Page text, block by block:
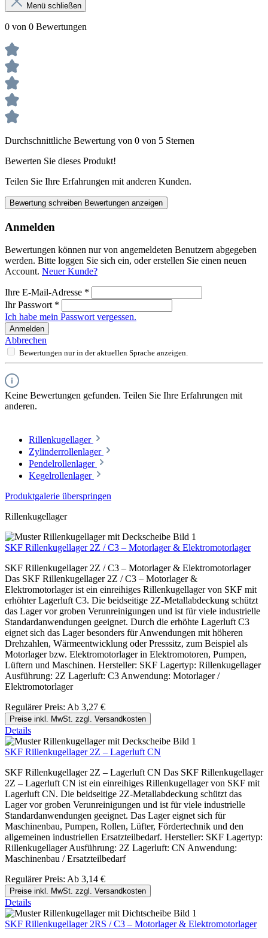
Menü schließen
0 von 0 Bewertungen
Durchschnittliche Bewertung von 0 von 5 Sternen
Bewerten Sie dieses Produkt!
Teilen Sie Ihre Erfahrungen mit anderen Kunden.
Bewertung schreiben Bewertungen anzeigen
Anmelden
Bewertungen können nur von angemeldeten Benutzern abgegeben
werden. Bitte loggen Sie sich ein, oder erstellen Sie einen neuen
Account. Neuer Kunde?
Ihre E-Mail-Adresse *
Ihr Passwort *
Ich habe mein Passwort vergessen.
Anmelden
Abbrechen
Bewertungen nur in der aktuellen Sprache anzeigen.
Keine Bewertungen gefunden. Teilen Sie Ihre Erfahrungen mit
anderen.
Rillenkugellager
Zylinderrollenlager
Pendelrollenlager
Kegelrollenlager
Produktgalerie überspringen
Rillenkugellager
SKF Rillenkugellager 2Z / C3 – Motorlager & Elektromotorlager
SKF Rillenkugellager 2Z / C3 – Motorlager & Elektromotorlager
Das SKF Rillenkugellager 2Z / C3 – Motorlager &
Elektromotorlager ist ein einreihiges Rillenkugellager von SKF mit
erhöhter Lagerluft C3. Die beidseitige 2Z-Metallabdeckung schützt
das Lager vor groben Verunreinigungen und ist für viele industrielle
Standardanwendungen geeignet. Durch die erhöhte Lagerluft C3
eignet sich das Lager besonders für Anwendungen mit höheren
Drehzahlen, Wärmeentwicklung oder Presssitz, zum Beispiel als
Motorlager bzw. Elektromotorlager in Elektromotoren, Pumpen,
Lüftern und Maschinen. Hersteller: SKF Lagertyp: Rillenkugellager
Ausführung: 2Z Lagerluft: C3 Anwendung: Motorlager /
Elektromotorlager
Regulärer Preis: Ab 3,27 €
Preise inkl. MwSt. zzgl. Versandkosten
Details
SKF Rillenkugellager 2Z – Lagerluft CN
SKF Rillenkugellager 2Z – Lagerluft CN Das SKF Rillenkugellager
2Z – Lagerluft CN ist ein einreihiges Rillenkugellager von SKF mit
Lagerluft CN. Die beidseitige 2Z-Metallabdeckung schützt das
Lager vor groben Verunreinigungen und ist für viele industrielle
Standardanwendungen geeignet. Das Lager eignet sich für
Maschinenbau, Pumpen, Rollen, Lüfter, Fördertechnik und den
allgemeinen industriellen Ersatzteilbedarf. Hersteller: SKF Lagertyp:
Rillenkugellager Ausführung: 2Z Lagerluft: CN Anwendung:
Maschinenbau / Ersatzteilbedarf
Regulärer Preis: Ab 3,14 €
Preise inkl. MwSt. zzgl. Versandkosten
Details
SKF Rillenkugellager 2RS / C3 – Motorlager & Elektromotorlager